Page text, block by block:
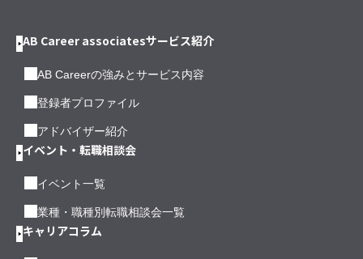
AB Career associatesサービス紹介
AB Careerの強みとサービス内容
登録者プロファイル
アドバイザー紹介
イベント・転職相談会
イベント一覧
業種・職種別転職相談会一覧
キャリアコラム